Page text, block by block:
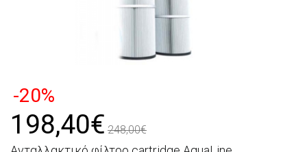
-20%
198,40€ 248,00€